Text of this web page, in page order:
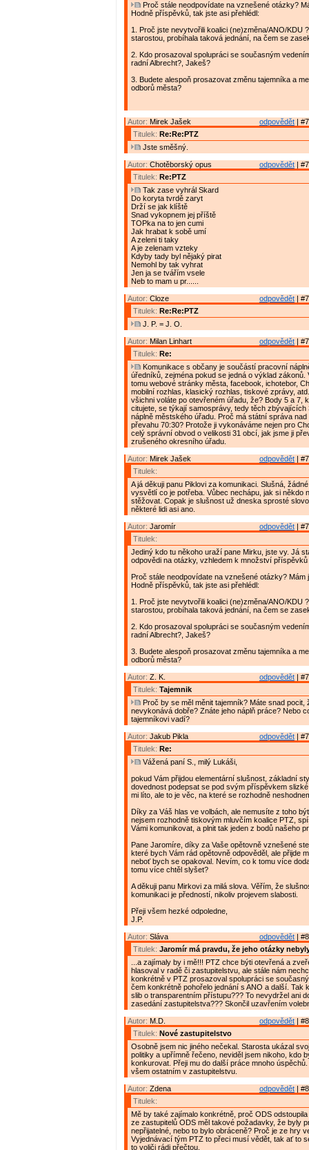
Proč stále neodpovídate na vznešené otázky?
Hodně příspěvků, tak jste asi přehlédl:
1. Proč jste nevytvořili koalici (ne)změna/ANO/KDU
starostou, probíhala taková jednání, na čem se
2. Kdo prosazoval spolupráci se současným
radní Albrecht?, Jakeš?
3. Budete alespoň prosazovat změnu tajemníka a
odborů města?
odpovědět |
Autor: Mirek Jašek
Titulek: Re:Re:PTZ
Jste směšný.
odpovědět |
Autor: Chotěborský opus
Titulek: Re:PTZ
Tak zase vyhrál Skard
Do koryta tvrdě zaryt
Drží se jak klíště
Snad vykopnem jej příště
TOPka na to jen cumi
Jak hrabat k sobě umí
A zeleni ti taky
A je zelenam vzteky
Kdyby tady byl nějaký pirat
Nemohl by tak vyhrat
Jen ja se tvářím vsele
Neb to mam u pr......
odpovědět |
Autor: Cloze
Titulek: Re:Re:PTZ
J. P. = J. O.
odpovědět |
Autor: Milan Linhart
Titulek: Re:
Komunikace s občany je součástí pracovní
úředníků, zejména pokud se jedná o výklad zákonů.
tomu webové stránky města, facebook, ichotebor,
mobilní rozhlas, klasický rozhlas, tiskové zprávy,
všichni voláte po otevřeném úřadu, že? Body 5 a 7,
citujete, se týkají samosprávy, tedy těch zbývajících
náplně městského úřadu. Proč má státní správa
převahu 70:30? Protože ji vykonáváme nejen pro
celý správní obvod o velikosti 31 obcí, jak jsme ji
zrušeného okresního úřadu.
odpovědět |
Autor: Mirek Jašek
Titulek:
A já děkuji panu Piklovi za komunikaci. Slušná,
vysvětlí co je potřeba. Vůbec nechápu, jak si někdo
stěžovat. Copak je slušnost už dneska sprosté
některé lidi asi ano.
odpovědět |
Autor: Jaromír
Titulek:
Jediný kdo tu někoho uraží pane Mirku, jste vy. Já
odpovědi na otázky, vzhledem k množství příspěvků
Proč stále neodpovídate na vznešené otázky? Mám
Hodně příspěvků, tak jste asi přehlédl:
1. Proč jste nevytvořili koalici (ne)změna/ANO/KDU
starostou, probíhala taková jednání, na čem se
2. Kdo prosazoval spolupráci se současným
radní Albrecht?, Jakeš?
3. Budete alespoň prosazovat změnu tajemníka a
odborů města?
odpovědět |
Autor: Z. K.
Titulek: Tajemnik
Proč by se měl měnit tajemník? Máte snad pocit,
nevykonává dobře? Znáte jeho náplň práce? Nebo
tajemníkovi vadí?
odpovědět |
Autor: Jakub Pikla
Titulek: Re:
Vážená paní S., milý Lukáši,
pokud Vám přijdou elementární slušnost, základní
dovednost podepsat se pod svým příspěvkem
mi líto, ale to je věc, na které se rozhodně
Díky za Váš hlas ve volbách, ale nemusíte z toho
nejsem rozhodně tiskovým mluvčím koalice PTZ,
Vámi komunikovat, a plnit tak jeden z bodů našeho
Pane Jaromíre, díky za Vaše opětovně vznešené
které bych Vám rád opětovně odpověděl, ale přijde
neboť bych se opakoval. Nevím, co k tomu více
tomu více chtěl slyšet?
A děkuji panu Mirkovi za milá slova. Věřím, že
komunikaci je předností, nikoliv projevem slabosti.
Přeji všem hezké odpoledne,
J.P.
odpovědět |
Autor: Sláva
Titulek: Jaromír má pravdu, že jeho otázky
...a zajímaly by i mě!!! PTZ chce býti otevřená a
hlasoval v radě či zastupitelstvu, ale stále nám
konkrétně v PTZ prosazoval spolupráci se
čem konkrétně pohořelo jednání s ANO a další. Tak
slib o transparentním přístupu??? To nevydržel ani
zasedání zastupitelstva??? Skončil uzavřením
odpovědět |
Autor: M.D.
Titulek: Nové zastupitelstvo
Osobně jsem nic jiného nečekal. Starosta ukázal
politiky a upřímně řečeno, neviděl jsem nikoho, kdo
konkurovat. Přeji mu do další práce mnoho úspěchů.
všem ostatním v zastupitelstvu.
odpovědět |
Autor: Zdena
Titulek:
Mě by také zajímalo konkrétně, proč ODS
ze zastupitelů ODS měl takové požadavky, že byly
nepřijatelné, nebo to bylo obráceně? Proč je ze hry
Vyjednávací tým PTZ to přeci musí vědět, tak ať to
to voliči rádi přečtou.